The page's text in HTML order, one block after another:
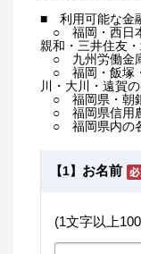
■ 利用可能な金
○ 福岡・西日本
親和・三井住友
○ 九州労働金
○ 福岡・飯塚・
川・大川・遠賀
○ 福岡県・朝
○ 福岡県信用
○ 福岡県内の
【1】 お名前
(1文字以上